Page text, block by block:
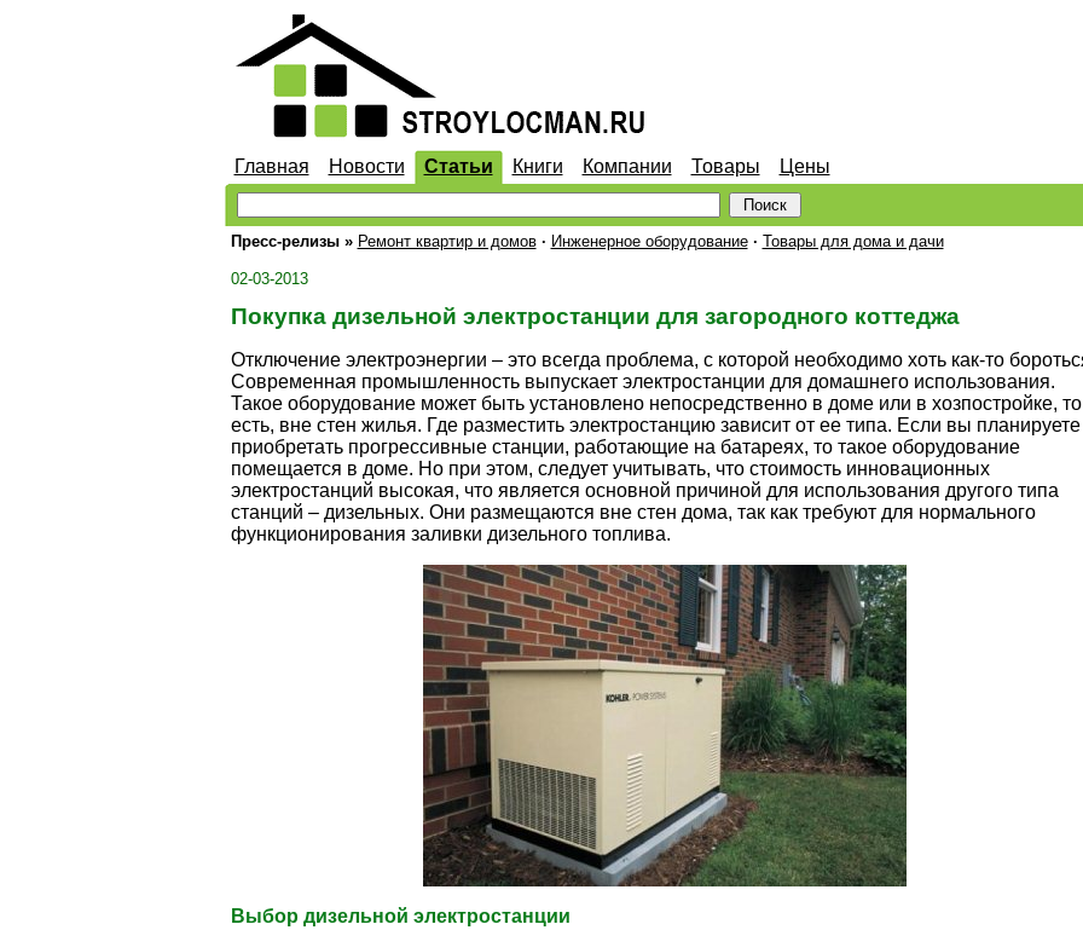
Главная Новости Статьи Книги Компании Товары Цены
Пресс-релизы » Ремонт квартир и домов · Инженерное оборудование · Товары для дома и дачи
02-03-2013
Покупка дизельной электростанции для загородного коттеджа
Отключение электроэнергии – это всегда проблема, с которой необходимо хоть как-то
Современная промышленность выпускает электростанции для домашнего использования.
Такое оборудование может быть установлено непосредственно в доме или в хозпостройке, то
есть, вне стен жилья. Где разместить электростанцию зависит от ее типа. Если вы планируете
приобретать прогрессивные станции, работающие на батареях, то такое оборудование
помещается в доме. Но при этом, следует учитывать, что стоимость инновационных
электростанций высокая, что является основной причиной для использования другого типа
станций – дизельных. Они размещаются вне стен дома, так как требуют для нормального
функционирования заливки дизельного топлива.
Выбор дизельной электростанции